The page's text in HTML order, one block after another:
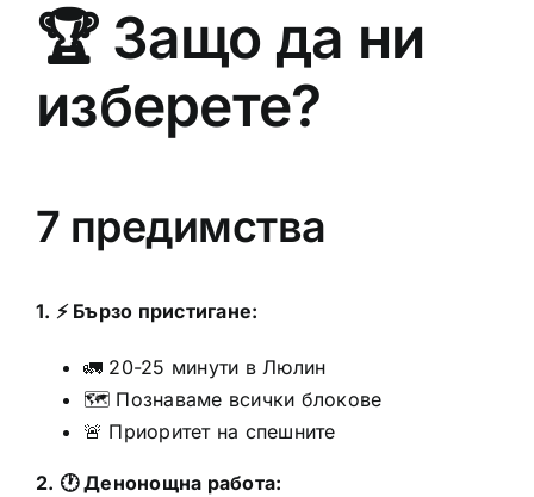
🏆 Защо да ни
изберете?
7 предимства
1. ⚡ Бързо пристигане:
🚛 20-25 минути в Люлин
🗺️ Познаваме всички блокове
🚨 Приоритет на спешните
2. 🕐 Денонощна работа: